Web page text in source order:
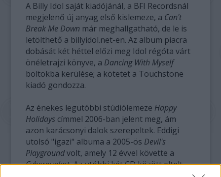
A Billy Idol saját kiadójánál, a BFI Recordsnál
megjelenő új anyag első kislemeze, a Can't
Break Me Down már meghallgatható, de le is
letölthető a billyidol.net-en. Az album piacra
dobását két héttel előzi meg Idol régóta várt
önéletrajzi könyve, a Dancing With Myself
boltokba kerülése; a kötetet a Touchstone
kiadó gondozza.
Az énekes legutóbbi stúdiólemeze Happy
Holidays címmel 2006-ban jelent meg, ám
azon karácsonyi dalok szerepeltek. Eddigi
utolsó "igazi" albuma a 2005-ös Devil's
Playgroundvolt, amely 12 évvel követte a
Cyberpunkot. Az utóbbi két CD között eltelt